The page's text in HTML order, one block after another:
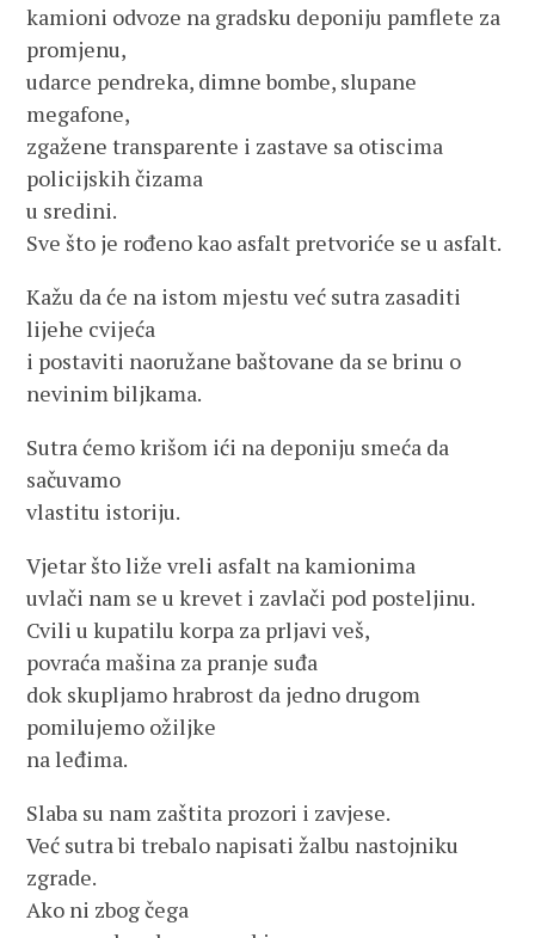
kamioni odvoze na gradsku deponiju pamflete za
promjenu,
udarce pendreka, dimne bombe, slupane
megafone,
zgažene transparente i zastave sa otiscima
policijskih čizama
u sredini.
Sve što je rođeno kao asfalt pretvoriće se u asfalt.
Kažu da će na istom mjestu već sutra zasaditi
lijehe cvijeća
i postaviti naoružane baštovane da se brinu o
nevinim biljkama.
Sutra ćemo krišom ići na deponiju smeća da
sačuvamo
vlastitu istoriju.
Vjetar što liže vreli asfalt na kamionima
uvlači nam se u krevet i zavlači pod posteljinu.
Cvili u kupatilu korpa za prljavi veš,
povraća mašina za pranje suđa
dok skupljamo hrabrost da jedno drugom
pomilujemo ožiljke
na leđima.
Slaba su nam zaštita prozori i zavjese.
Već sutra bi trebalo napisati žalbu nastojniku
zgrade.
Ako ni zbog čega